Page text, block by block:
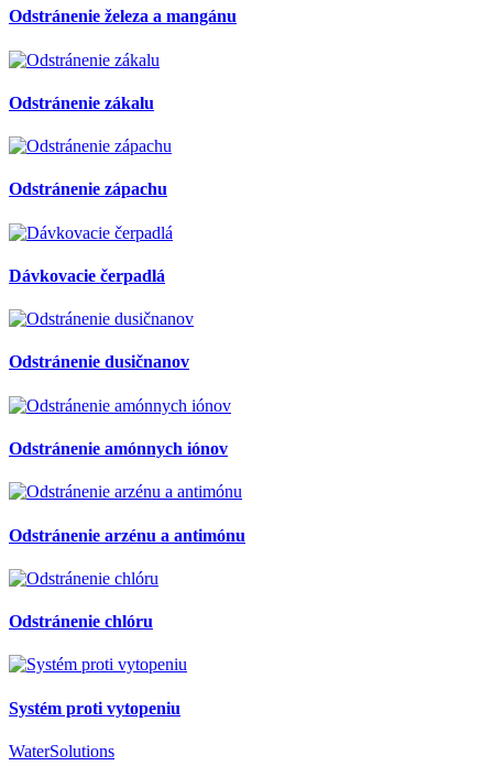
Odstránenie železa a mangánu
Odstránenie zákalu
Odstránenie zápachu
Dávkovacie čerpadlá
Odstránenie dusičnanov
Odstránenie amónnych iónov
Odstránenie arzénu a antimónu
Odstránenie chlóru
Systém proti vytopeniu
WaterSolutions